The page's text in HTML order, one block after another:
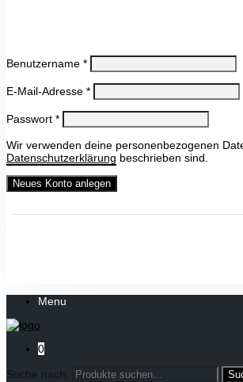
Benutzername *
E-Mail-Adresse *
Passwort *
Wir verwenden deine personenbezogenen
Datenschutzerklärung beschrieben sind.
Neues Konto anlegen
Menu
0
Suche nach: